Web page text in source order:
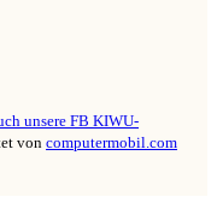
unsere FB KIWU-
von computermobil.com